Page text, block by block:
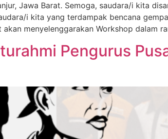
Jawa Barat. Semoga, saudara/i kita
i kita yang terdampak bencana
akan menyelenggarakan Workshop dalam
Pengurus